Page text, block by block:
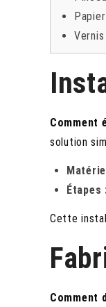
Comment
solution
Étapes
Cette
Comment